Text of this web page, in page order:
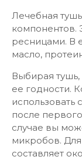
Лечебная
компонентов.
ресницами. В
масло,
Выбирая
ее годности.
использовать
после
случае вы
микробов.
составляет